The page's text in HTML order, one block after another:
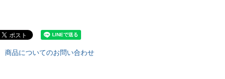
商品についてのお問い合わせ